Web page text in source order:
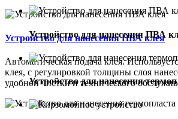
Устройство для нанесения ПВА клея
Автоматическая подача клея.
клея, с регулировкой толщины слоя
удобной чистки и технического
Устройство для нанесения ПВА
Устройство для нанесения